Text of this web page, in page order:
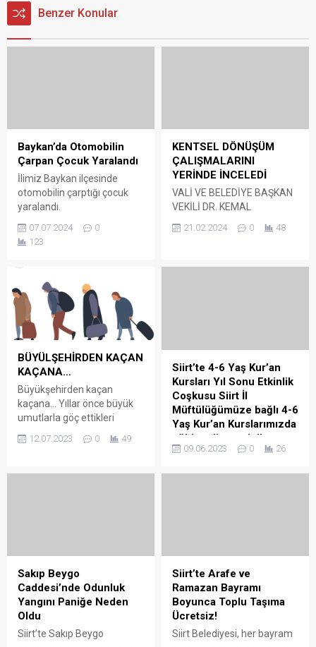
Benzer Konular
Baykan’da Otomobilin
Çarpan Çocuk Yaralandı
İlimiz Baykan ilçesinde
otomobilin çarptığı çocuk
yaralandı.
07.07.2024
0
123
KENTSEL DÖNÜŞÜM
ÇALIŞMALARINI
YERİNDE İNCELEDİ
VALİ VE BELEDİYE BAŞKAN
VEKİLİ DR. KEMAL
KIZILKAYA KENTSEL
DÖNÜŞÜM ÇALIŞMALARINI
21.02.2024 0 48
BÜYÜLŞEHİRDEN KAÇAN
KAÇANA…
Büyükşehirden kaçan
kaçana… Yıllar önce büyük
umutlarla göç ettikleri
karşısında tutunamayan
dönme kararı aldı. Son
Antalya gibi kentlerde konut
kiralarının 10 bin TL, hatta
12 ila...
12.07.2023 0 49
Siirt’te 4-6 Yaş Kur’an
Kursları Yıl Sonu Etkinlik
Coşkusu Siirt İl
Müftülüğümüze bağlı 4-6
Yaş Kur’an Kurslarımızda
eğitim gören minik
yavrularımız için “2023
Müftülüğümüze bağlı 4-6
Yaş Kur’an Kurslarımızda
eğitim gören minik
yavrularımız için “2023 Yılı 4-
6 Yaş Kur’an Kursları Yıl
düzenlendi. Siirt İl
09.06.2023 0 26
Sakıp Beygo
Caddesi’nde Odunluk
Yangını Paniğe Neden
Oldu
Siirt’te Sakıp Beygo
Siirt’te Arafe ve
Ramazan Bayramı
Boyunca Toplu Taşıma
Ücretsiz!
Siirt Belediyesi, her bayram